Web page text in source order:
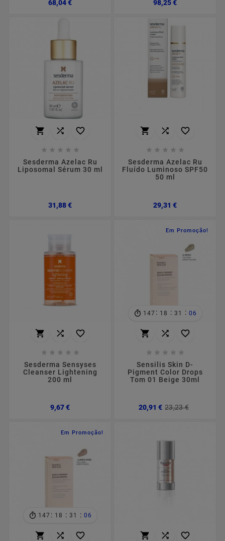
68,04 € 98,25 €
  
    
Sesderma Azelac Ru
Liposomal Sérum 30 ml
31,88 €Preço
  
    
Sesderma Azelac Ru
Fluído Luminoso SPF50
50 ml
29,31 €Preço
  
    
Sesderma Sensyses
Cleanser Lightening
200 ml
9,67 €Preço
Em Promoção!
147 : 18 : 31 : 05
  
    
Sensilis Skin D-
Pigment Color Drops
Tom 01 Beige 30ml
20,91 € 23,23 €
Em Promoção!
147 : 18 : 31 : 05
     